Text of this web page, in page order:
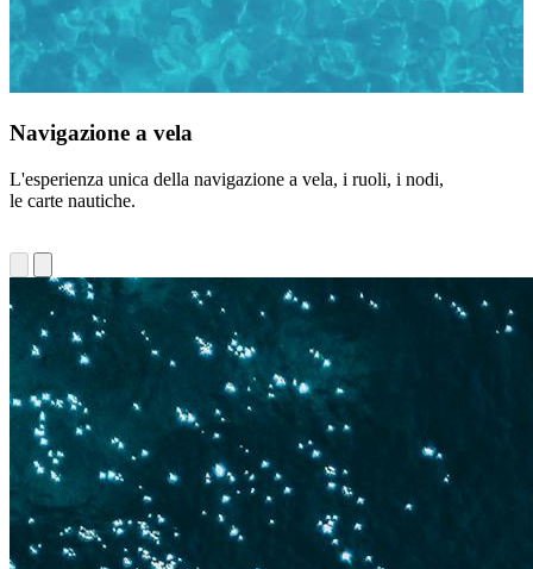
Navigazione a vela
L'esperienza unica della navigazione a vela, i ruoli, i nodi,
le carte nautiche.